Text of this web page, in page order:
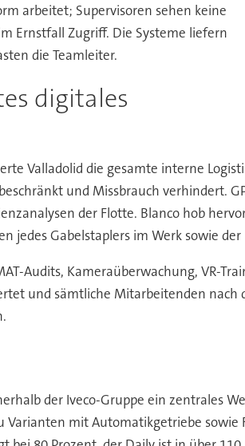
arbeitet; Supervisoren sehen keine
Ernstfall Zugriff. Die Systeme liefern
die Teamleiter.
digitales
Valladolid die gesamte interne
und Missbrauch verhindert.
der Flotte. Blanco hob
Gabelstaplers im Werk sowie der
Audits, Kameraüberwachung, VR-
und sämtliche Mitarbeitenden nach
der Iveco-Gruppe ein zentrales
Varianten mit Automatikgetriebe